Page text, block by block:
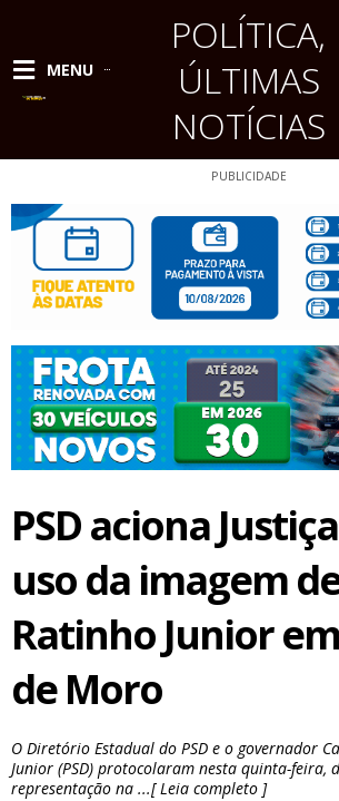
conteúdo
MENU
POLÍTICA,
ÚLTIMAS
NOTÍCIAS
PUBLICIDADE
PSD aciona
uso da imagem
Ratinho Junior
de Moro
O Diretório Estadual do PSD e o governador
Junior (PSD) protocolaram nesta quinta-feira,
representação na ...[ Leia completo ]